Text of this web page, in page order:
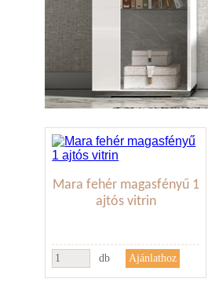
Mara fehér magasfényű 1
ajtós vitrin
db